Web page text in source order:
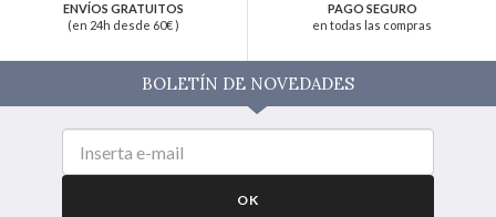
ENVÍOS GRATUITOS
(en 24h desde 60€ )
PAGO SEGURO
en todas las compras
BOLETÍN DE NOVEDADES
OK